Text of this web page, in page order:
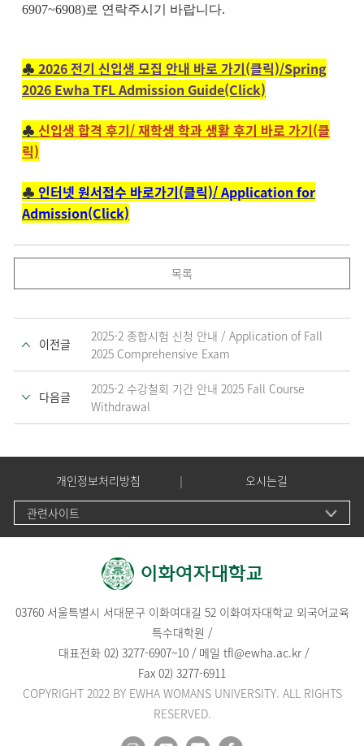
6907~6908)로 연락주시기 바랍니다.
♣ 2026 전기 신입생 모집 안내 바로 가기(클릭)/Spring
2026 Ewha TFL Admission Guide(Click)
♣ 신입생 합격 후기/ 재학생 학과 생활 후기 바로 가기(클
릭)
♣ 인터넷 원서접수 바로가기(클릭)/ Application for
Admission(Click)
목록
이전글
2025-2 종합시험 신청 안내 / Application of Fall
2025 Comprehensive Exam
다음글
2025-2 수강철회 기간 안내 2025 Fall Course
Withdrawal
개인정보처리방침
오시는길
관련사이트
03760 서울특별시 서대문구 이화여대길 52 이화여자대학교 외국어교육
특수대학원 /
대표전화 02) 3277-6907~10/ 메일 tfl@ewha.ac.kr/
Fax 02) 3277-6911
COPYRIGHT 2022 BY EWHA WOMANS UNIVERSITY. ALL RIGHTS
RESERVED.